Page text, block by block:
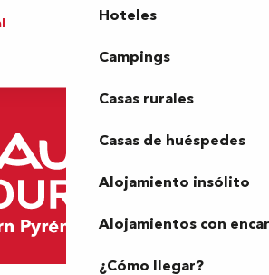
Hoteles
Campings
Casas rurales
Casas de huéspedes
Alojamiento insólito
Alojamientos con
¿Cómo llegar?
Prensa
Oficina de Turismo